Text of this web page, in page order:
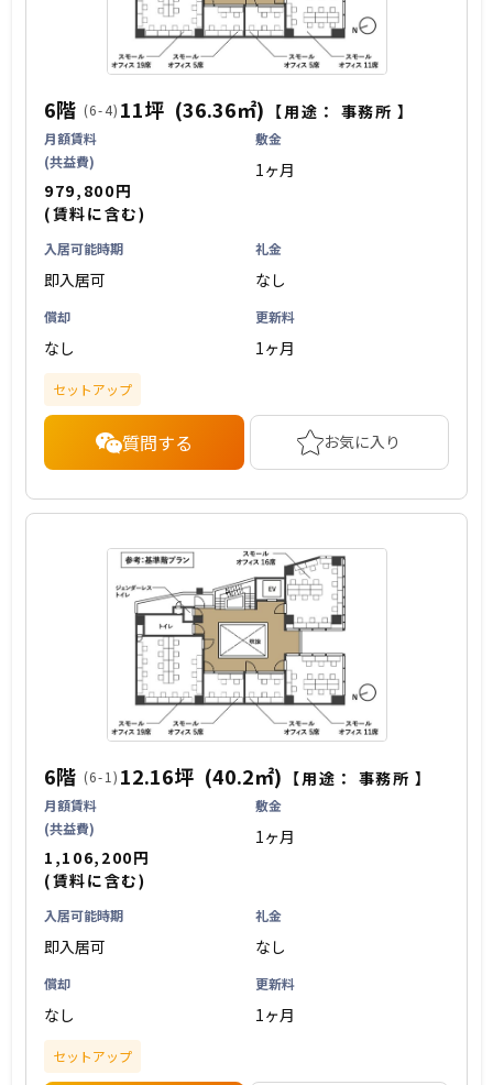
6階 (6-4) 11坪 (36.36㎡) 【用途： 事務所 】
月額賃料
(共益費)
979,800円
(賃料に含む)
敷金
1ヶ月
入居可能時期
即入居可
礼金
なし
償却
なし
更新料
1ヶ月
セットアップ
質問する お気に入り
6階 (6-1) 12.16坪 (40.2㎡) 【用途： 事務所 】
月額賃料
(共益費)
1,106,200円
(賃料に含む)
敷金
1ヶ月
入居可能時期
即入居可
礼金
なし
償却
なし
更新料
1ヶ月
セットアップ